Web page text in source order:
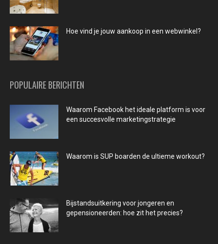
Hoe vind je jouw aankoop in een webwinkel?
POPULAIRE BERICHTEN
Waarom Facebook het ideale platform is voor
een succesvolle marketingstrategie
Waarom is SUP boarden de ultieme workout?
Bijstandsuitkering voor jongeren en
gepensioneerden: hoe zit het precies?